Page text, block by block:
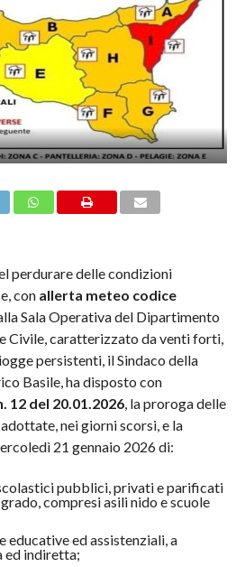
perdurare delle condizioni
con allerta meteo codice
Sala Operativa del Dipartimento
Civile, caratterizzato da venti forti,
persistenti, il Sindaco della
Basile, ha disposto con
12 del 20.01.2026, la proroga delle
nei giorni scorsi, e la
21 gennaio 2026 di:
pubblici, privati e parificati
compresi asili nido e scuole
ed assistenziali, a
ed indiretta;